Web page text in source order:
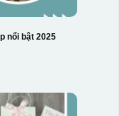
nổi bật 2025